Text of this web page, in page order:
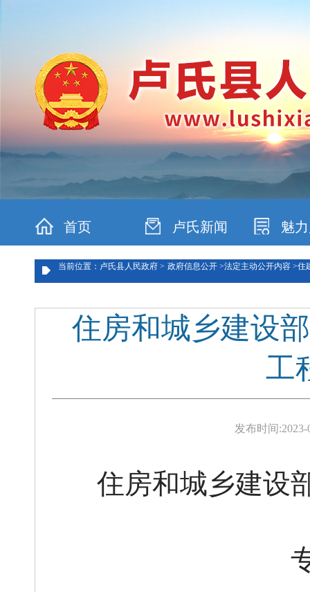
首页 卢氏新闻 魅
当前位置：卢氏县人民政府 > 政府信息公开 >法定主动公开内容 >住
住房和城乡建设
工
发布时间:2023-
住房和城乡建设